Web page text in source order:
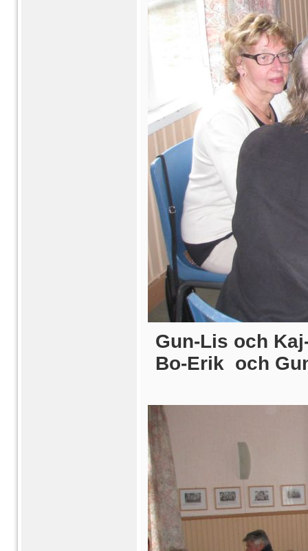
Gun-Lis och
Bo-Erik och